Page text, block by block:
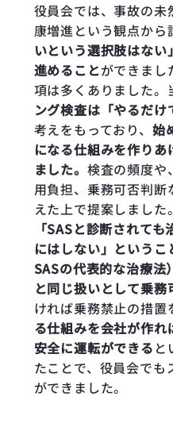
役員会では、事故の
康増進という観点から
いという選択肢はな
進めることができまし
項は多くありました。
ング検査は「やるだけ
考えをもっており、 始
になる仕組みを作り
ました。 検査の頻度や
用負担、乗務可否判
えた上で提案しました
「SASと診断されて
にはしない」というこ
SASの代表的な治療法
と同じ扱いとして乗務
ければ乗務禁止の措置
る仕組みを会社が作れ
安全に運転ができる と
たことで、役員会でも
ができました。